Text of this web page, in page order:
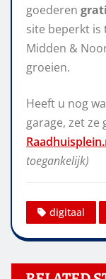
goederen
site beperkt is
Midden &
groeien.
Heeft u nog
garage, zet ze
toegankelijk)
digitaal